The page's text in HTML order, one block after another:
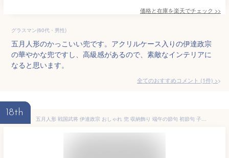
価格と在庫を楽天でチェック >>
グラスマン(60代・男性)
五月人形のかっこいい兜です。アクリルケース入りの伊達政宗
の華やかな兜ですし、高級感があるので、素敵なインテリアに
なると思います。
全てのおすすめコメント (1件) >
18th
五月人形 戦国武将 伊達政宗 おしゃれ 兜 収納飾り 端午の節句 初節句 子供の日 TKN08